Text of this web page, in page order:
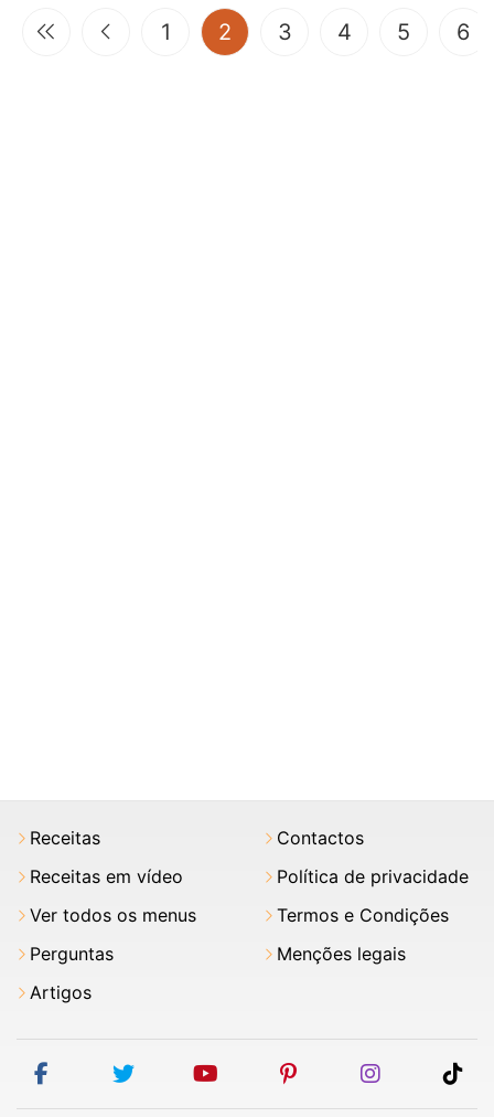
1 2 (current)
3 4 5 6
Receitas
Receitas em vídeo
Ver todos os menus
Perguntas
Artigos
Contactos
Política de privacidade
Termos e Condições
Menções legais
facebooktwitter youtubepinterestinstagram